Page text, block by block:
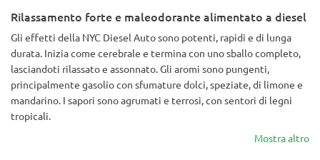
Rilassamento forte e maleodorante alimentato a diesel
Gli effetti della NYC Diesel Auto sono potenti, rapidi e di lunga
durata. Inizia come cerebrale e termina con uno sballo completo,
lasciandoti rilassato e assonnato. Gli aromi sono pungenti,
principalmente gasolio con sfumature dolci, speziate, di limone e
mandarino. I sapori sono agrumati e terrosi, con sentori di legni
tropicali.
Mostra altro